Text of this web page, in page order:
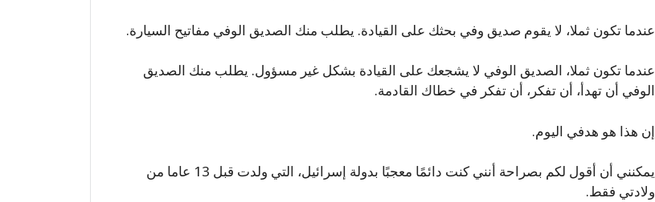
عندما تكون ثملا، لا يقوم صديق وفي بحثك على القيادة. يطلب منك الصديق الوفي مفاتيح السيارة.
عندما تكون ثملا، الصديق الوفي لا يشجعك على القيادة بشكل غير مسؤول. يطلب منك الصديق
الوفي أن تهدأ، أن تفكر، أن تفكر في خطاك القادمة.
إن هذا هو هدفي اليوم.
يمكنني أن أقول لكم بصراحة أنني كنت دائمًا معجبًا بدولة إسرائيل، التي ولدت قبل 13 عاما من
ولادتي فقط.